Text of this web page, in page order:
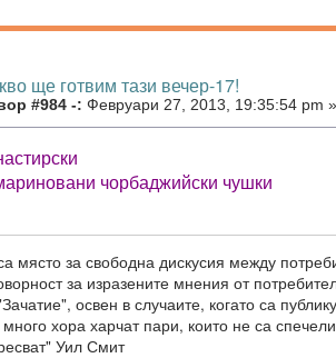
ще готвим тази вечер-17!
#984 -: Февруари 27, 2013, 19:35:54 pm »
чорбаджийски чушки
място за свободна дискусия между
за изразените мнения от
освен в случаите, когато са
хора харчат пари, които не са
Уил Смит